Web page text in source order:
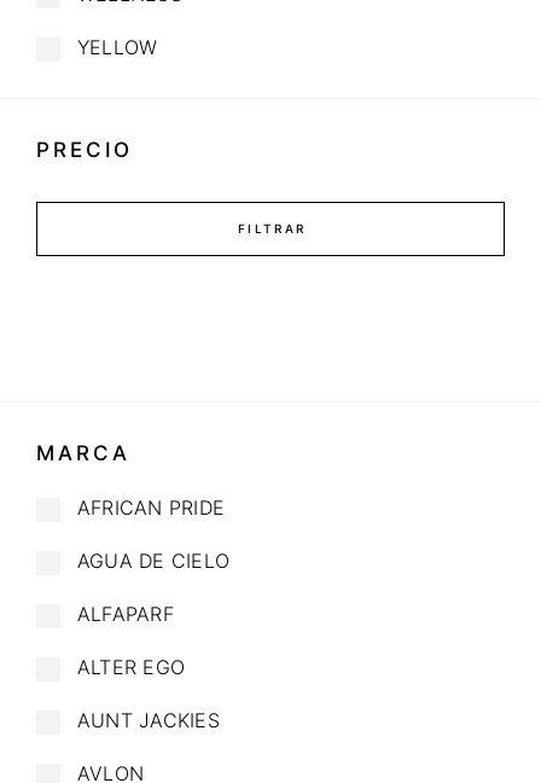
YELLOW
PRECIO
FILTRAR
MARCA
AFRICAN PRIDE
AGUA DE CIELO
ALFAPARF
ALTER EGO
AUNT JACKIES
AVLON